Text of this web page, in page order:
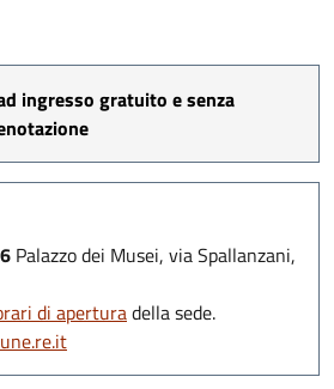
ingresso gratuito e senza
Palazzo dei Musei, via Spallanzani,
di aperturadella sede.